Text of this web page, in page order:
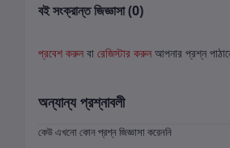
বই সংক্রান্ত জিজ্ঞাসা (0)
প্রবেশ করুন বা রেজিস্টার করুন আপনার প্রশ্ন
অন্যান্য প্রশ্নাবলী
কেউ এখনো কোন প্রশ্ন জিজ্ঞাসা করেননি